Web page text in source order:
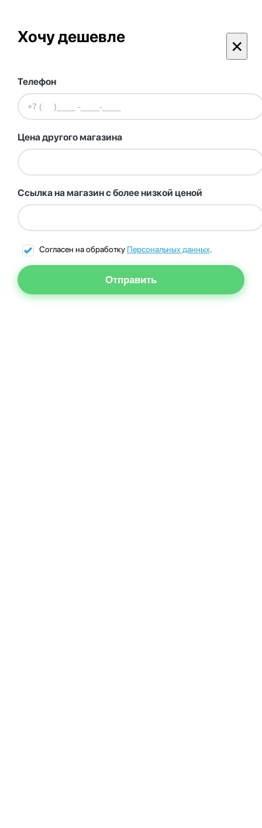
Хочу дешевле ×
Телефон
Цена другого магазина
Ссылка на магазин с более низкой ценой
Согласен на обработку Персональных данных.
Отправить